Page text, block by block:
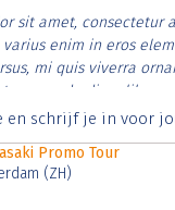
sit amet, consectetur
varius enim in eros
mi quis viverra
commodo diam libero
nibh et justo cursus id
en schrijf je in voor
Promo Tour
(ZH)